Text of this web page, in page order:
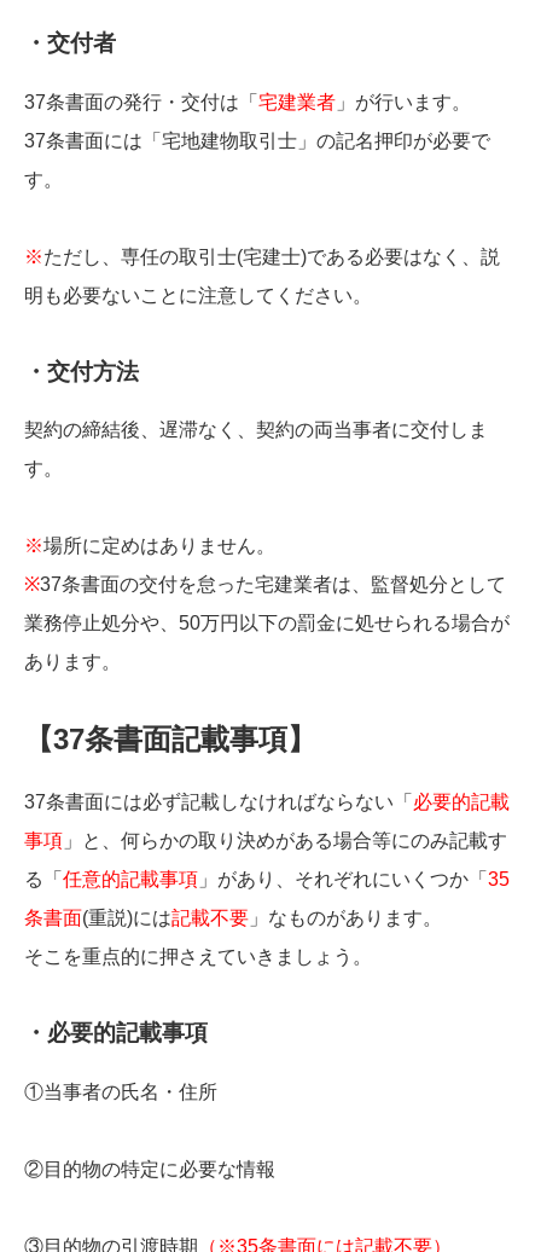
・交付者
37条書面の発行・交付は「 宅建業者 」が行います。
37条書面には「宅地建物取引士」の記名押印が必要で
す。
※ただし、専任の取引士(宅建士)である必要はなく、説
明も必要ないことに注意してください。
・交付方法
契約の締結後、遅滞なく、契約の両当事者に交付しま
す。
※場所に定めはありません。
※37条書面の交付を怠った宅建業者は、監督処分として
業務停止処分や、50万円以下の罰金に処せられる場合が
あります。
【37条書面記載事項】
37条書面には必ず記載しなければならない「 必要的記載
事項 」と、何らかの取り決めがある場合等にのみ記載す
る「 任意的記載事項 」があり、それぞれにいくつか「 35
条書面(重説)には記載不要 」なものがあります。
そこを重点的に押さえていきましょう。
・必要的記載事項
①当事者の氏名・住所
②目的物の特定に必要な情報
③目的物の引渡時期 （※35条書面には記載不要）